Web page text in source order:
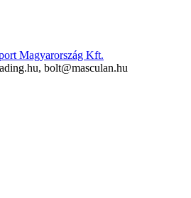
Magyarország Kft.
bolt@masculan.hu